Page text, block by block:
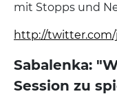
mit Stopps und
http://twitter.com/
Sabalenka:
Session zu